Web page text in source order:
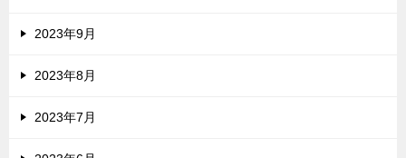
2023年9月
2023年8月
2023年7月